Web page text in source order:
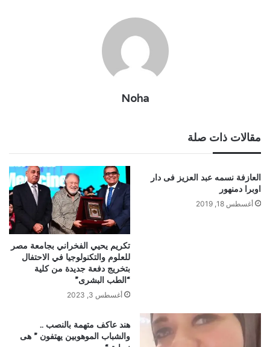
Noha
مقالات ذات صلة
العازفة نسمه عبد العزيز فى دار
اوبرا دمنهور
أغسطس 18, 2019
تكريم يحيي الفخراني بجامعة مصر
للعلوم والتكنولوجيا في الاحتفال
بتخريج دفعة جديدة من كلية
“الطب البشرى”
أغسطس 3, 2023
هند عاكف متهمة بالنصب ..
والشباب الموهوبين يهتفون ” هى